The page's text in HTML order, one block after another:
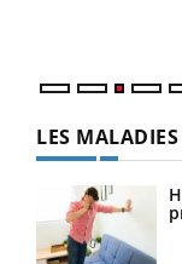
LES MALADIES